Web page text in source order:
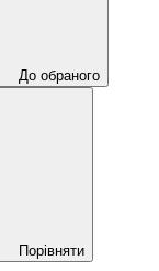
До обраного
Порівняти